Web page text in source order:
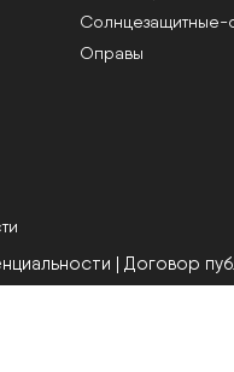
Cолнцезащитные-
Оправы
| Договор